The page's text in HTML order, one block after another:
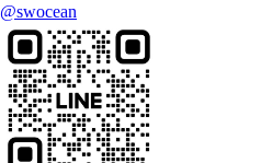
@swocean